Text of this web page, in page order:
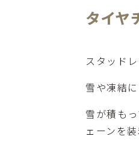
タイヤ
スタッド
雪や凍結
雪が積も
ェーンを